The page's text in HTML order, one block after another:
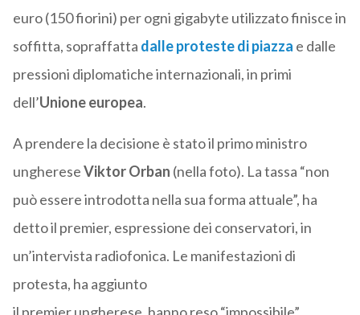
euro (150 fiorini) per ogni gigabyte utilizzato finisce in
soffitta, sopraffatta dalle proteste di piazza e dalle
pressioni diplomatiche internazionali, in primi
dell’Unione europea.
A prendere la decisione è stato il primo ministro
unghereseViktor Orban (nella foto). La tassa “non
può essere introdotta nella sua forma attuale”, ha
detto il premier, espressione dei conservatori, in
un’intervista radiofonica. Le manifestazioni di
protesta, ha aggiunto